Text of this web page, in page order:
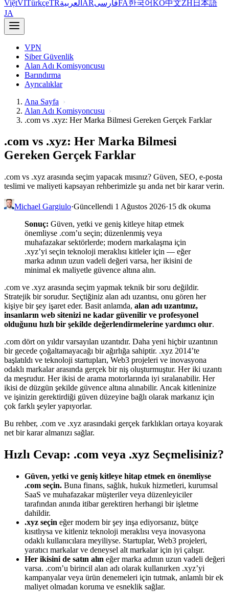
ViệtVITürkçeTRالعربية ARفارسیFA한국어KO中文ZH 日本語
JA
VPN
Siber Güvenlik
Alan Adı Komisyoncusu
Barındırma
Ayrıcalıklar
Ana Sayfa
Alan Adı Komisyoncusu
.com vs .xyz: Her Marka Bilmesi Gereken Gerçek Farklar
.com vs .xyz: Her Marka Bilmesi
Gereken Gerçek Farklar
.com vs .xyz arasında seçim yapacak mısınız? Güven, SEO, e-posta
teslimi ve maliyeti kapsayan rehberimizle şu anda net bir karar verin.
Michael Gargiulo·Güncellendi 1 Ağustos 2026·15 dk okuma
Sonuç: Güven, yetki ve geniş kitleye hitap etmek
önemliyse .com’u seçin; düzenlenmiş veya
muhafazakar sektörlerde; modern markalaşma için
.xyz’yi seçin teknoloji meraklısı kitleler için — eğer
marka adının uzun vadeli değeri varsa, her ikisini de
minimal ek maliyetle güvence altına alın.
.com ve .xyz arasında seçim yapmak teknik bir soru değildir.
Stratejik bir sorudur. Seçtiğiniz alan adı uzantısı, onu gören her
kişiye bir şey işaret eder. Basit anlamda, alan adı uzantınız,
insanların web sitenizi ne kadar güvenilir ve profesyonel
olduğunu hızlı bir şekilde değerlendirmelerine yardımcı olur.
.com dört on yıldır varsayılan uzantıdır. Daha yeni hiçbir uzantının
bir gecede çoğaltamayacağı bir ağırlığa sahiptir. .xyz 2014’te
başlatıldı ve teknoloji startupları, Web3 projeleri ve inovasyona
odaklı markalar arasında gerçek bir niş oluşturmuştur. Her iki uzantı
da meşrudur. Her ikisi de arama motorlarında iyi sıralanabilir. Her
ikisi de düzgün şekilde güvence altına alınabilir. Ancak kitleninize
ve işinizin gerektirdiği güven düzeyine bağlı olarak markanız için
çok farklı şeyler yapıyorlar.
Bu rehber, .com ve .xyz arasındaki gerçek farklıkları ortaya koyarak
net bir karar almanızı sağlar.
Hızlı Cevap: .com veya .xyz Seçmelisiniz?
Güven, yetki ve geniş kitleye hitap etmek en önemliyse
.com seçin. Buna finans, sağlık, hukuk hizmetleri, kurumsal
SaaS ve muhafazakar müşteriler veya düzenleyiciler
tarafından anında itibar gerektiren herhangi bir işletme
dahildir.
.xyz seçin eğer modern bir şey inşa ediyorsanız, bütçe
kısıtlıysa ve kitleniz teknoloji meraklısı veya inovasyona
odaklı kullanıcılara meyiliyse. Startuplar, Web3 projeleri,
yaratıcı markalar ve deneysel alt markalar için iyi çalışır.
Her ikisini de satın alın eğer marka adının uzun vadeli değeri
varsa. .com’u birincil alan adı olarak kullanırken .xyz’yi
kampanyalar veya ürün denemeleri için tutmak, anlamlı bir ek
maliyet olmadan koruma ve esneklik sağlar.